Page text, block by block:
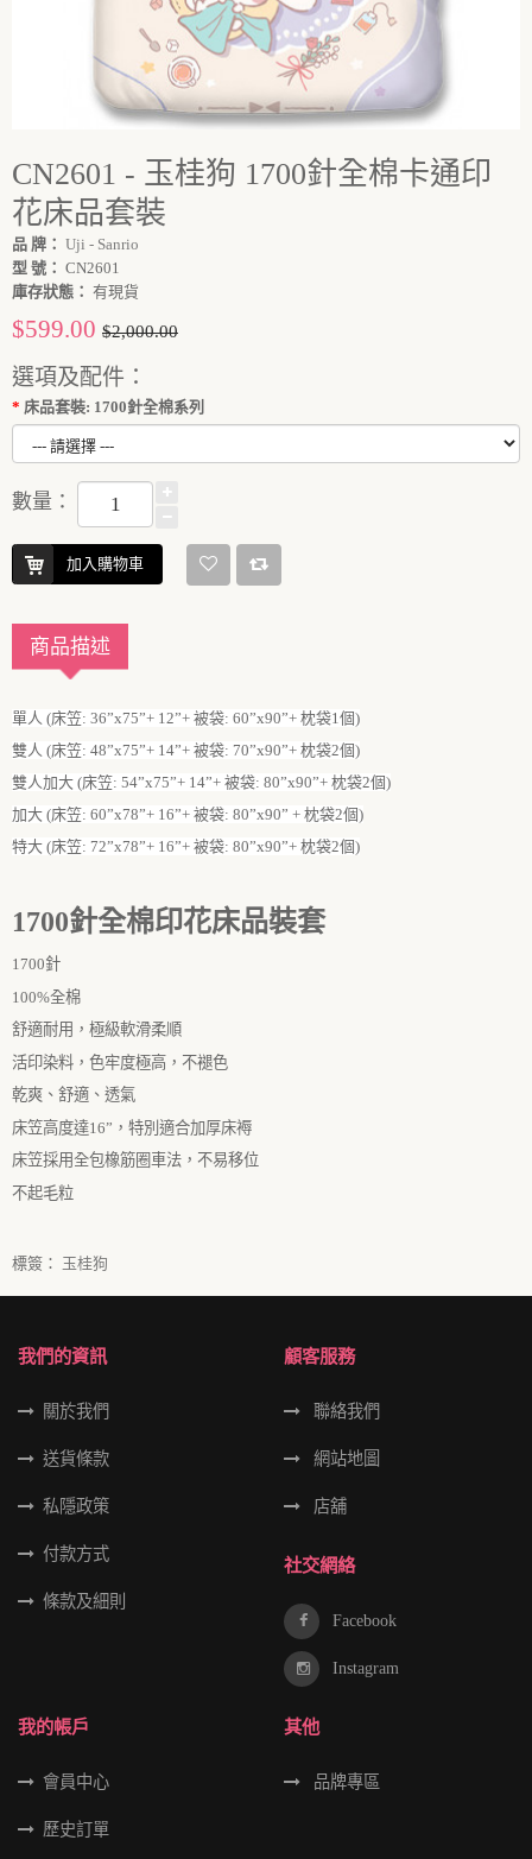
CN2601 - 玉桂狗 1700針全棉卡通印
花床品套裝
品 牌： Uji - Sanrio
型 號： CN2601
庫存狀態： 有現貨
$599.00 $2,000.00
選項及配件：
床品套裝: 1700針全棉系列
數量：
加入購物車
商品描述
單人 (床笠: 36”x75”+ 12”+ 被袋: 60”x90”+ 枕袋1個)
雙人 (床笠: 48”x75”+ 14”+ 被袋: 70”x90”+ 枕袋2個)
雙人加大 (床笠: 54”x75”+ 14”+ 被袋: 80”x90”+ 枕袋2個)
加大 (床笠: 60”x78”+ 16”+ 被袋: 80”x90” + 枕袋2個)
特大 (床笠: 72”x78”+ 16”+ 被袋: 80”x90”+ 枕袋2個)
1700針全棉印花床品裝套
1700針
100%全棉
舒適耐用，極級軟滑柔順
活印染料，色牢度極高，不褪色
乾爽、舒適、透氣
床笠高度達16” ，特別適合加厚床褥
床笠採用全包橡筋圈車法，不易移位
不起毛粒
標簽： 玉桂狗
我們的資訊
關於我們
送貨條款
私隱政策
付款方式
條款及細則
顧客服務
聯絡我們
網站地圖
店舖
社交網絡
Facebook
Instagram
我的帳戶
會員中心
歷史訂單
其他
品牌專區